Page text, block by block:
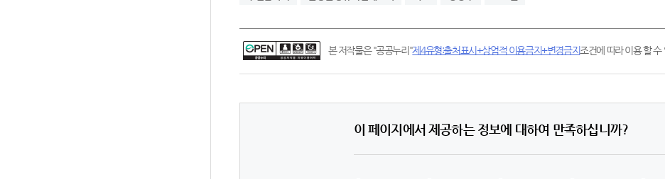
본 저작물은 "공공누리"제4유형:출처표시+상업적 이용금지+변경금지조건에 따라 이용 할 수
이 페이지에서 제공하는 정보에 대하여 만족하십니까?